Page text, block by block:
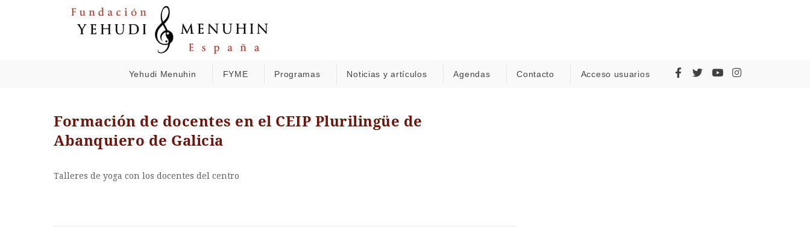
Yehudi Menuhin FYME Programas Noticias y artículos Agendas Contacto Acceso usuarios
Formación de docentes en el CEIP Plurilingüe de
Abanquiero de Galicia
Talleres de yoga con los docentes del centro